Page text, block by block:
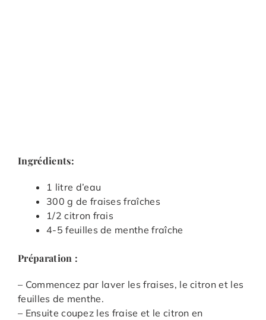
Ingrédients:
1 litre d’eau
300 g de fraises fraîches
1/2 citron frais
4-5 feuilles de menthe fraîche
Préparation :
– Commencez par laver les fraises, le citron et les
feuilles de menthe.
– Ensuite coupez les fraise et le citron en